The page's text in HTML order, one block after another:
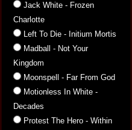
Jack White - Frozen
Charlotte
Left To Die - Initium Mortis
Madball - Not Your
Kingdom
Moonspell - Far From God
Motionless In White -
Decades
Protest The Hero - Within